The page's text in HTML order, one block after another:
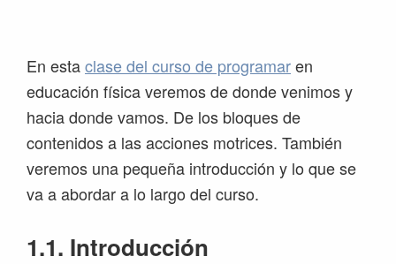
navegación
principal
contenido
principal
barra
lateral
principal
página
En estaclase del curso de programaren
educación física veremos de donde venimos y
hacia donde vamos. De los bloques de
contenidos a las acciones motrices. También
veremos una pequeña introducción y lo que se
va a abordar a lo largo del curso.
1.1. Introducción